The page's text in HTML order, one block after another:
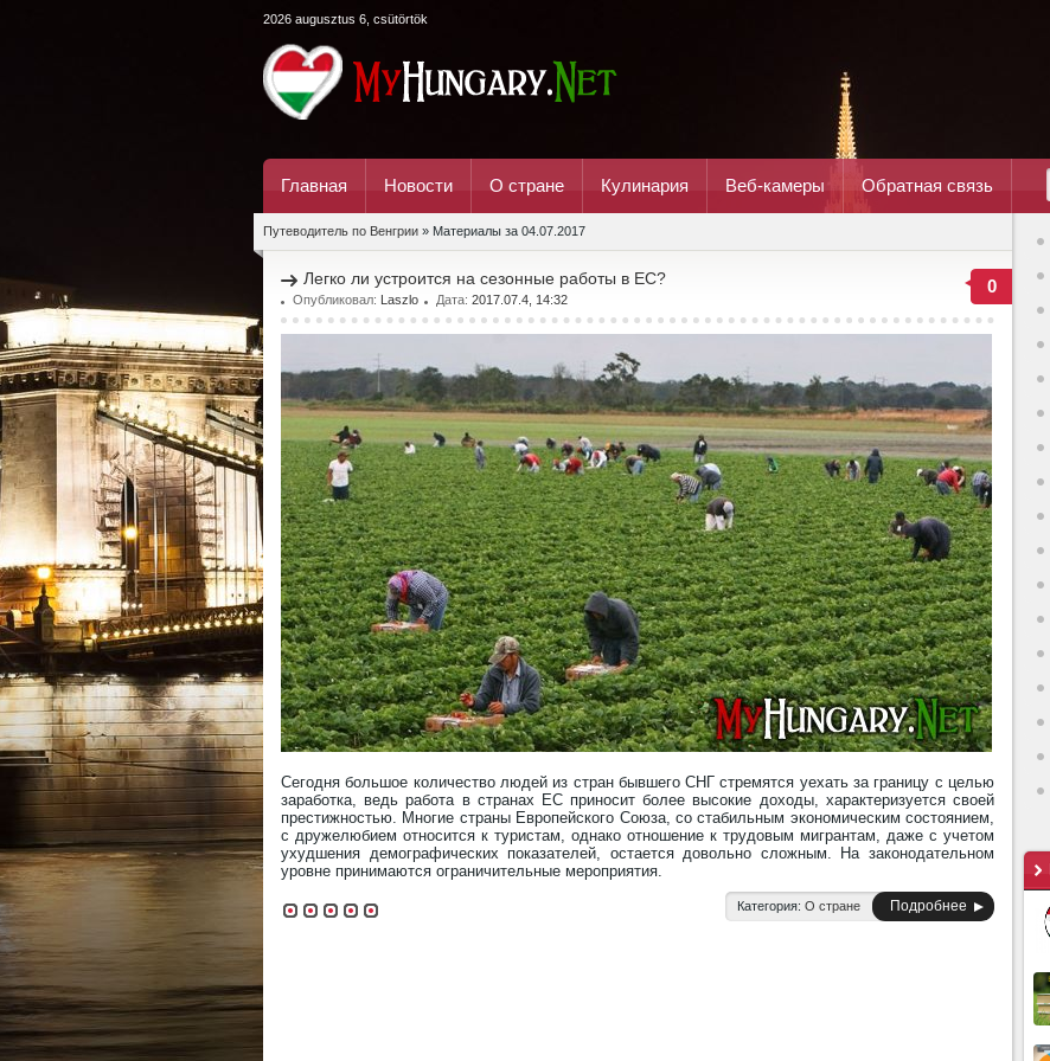
2026 augusztus 6, csütörtök
Главная Новости О стране Кулинария Веб-камеры Обратная связь
Путеводитель по Венгрии » Материалы за 04.07.2017
0
Легко ли устроится на сезонные работы в ЕС?
Опубликовал: Laszlo Дата: 2017.07.4, 14:32
Сегодня большое количество людей из стран бывшего СНГ стремятся уехать за границу с целью
заработка, ведь работа в странах ЕС приносит более высокие доходы, характеризуется своей
престижностью. Многие страны Европейского Союза, со стабильным экономическим состоянием,
с дружелюбием относится к туристам, однако отношение к трудовым мигрантам, даже с учетом
ухудшения демографических показателей, остается довольно сложным. На законодательном
уровне принимаются ограничительные мероприятия.
Категория: О стране Подробнее